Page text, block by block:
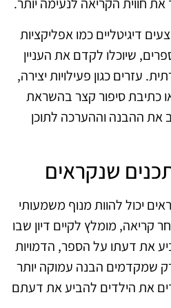
חווית הקריאה לנעימה יותר.
דיגיטליים כמו אפליקציות
שיוכלו לקדם את העניין
עזרים כגון פעילויות יצירה,
כתיבת סיפור קצר בהשראת
את ההבנה וההערכה לתוכן
שנקראים
יכול להוות מנוף משמעותי
קריאה, מומלץ לקיים דיון שבו
את דעתו על הספר, הדמויות
שמקדמים הבנה עמוקה יותר
את הילדים להביע את דעתם